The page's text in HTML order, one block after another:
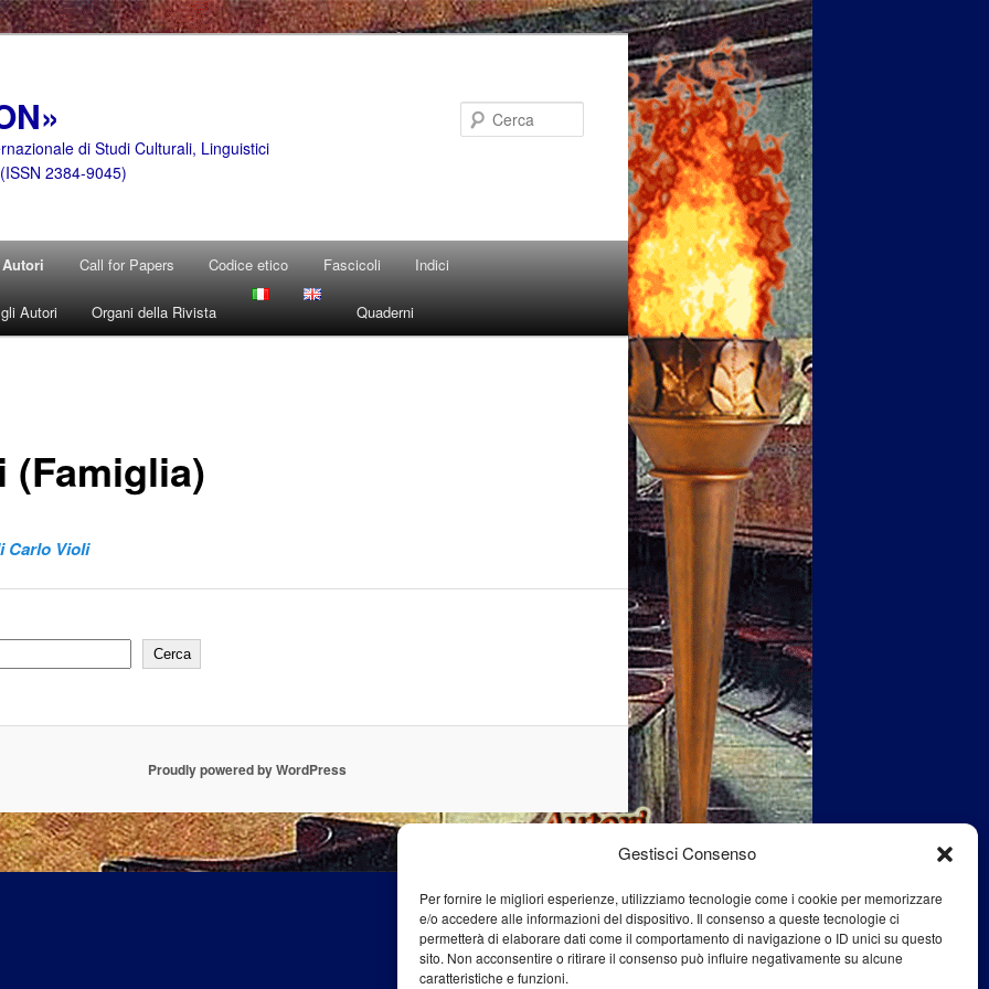
Gestisci Consenso
Per fornire le migliori esperienze, utilizziamo tecnologie come i cookie per memorizzare
e/o accedere alle informazioni del dispositivo. Il consenso a queste tecnologie ci
permetterà di elaborare dati come il comportamento di navigazione o ID unici su questo
sito. Non acconsentire o ritirare il consenso può influire negativamente su alcune
caratteristiche e funzioni.
di Studi Culturali, Linguistici
2384-9045)
Autori Call for Papers Codice etico Fascicoli Indici
Autori Organi della Rivista Quaderni
(Famiglia)
Carlo Violi
Cerca
Proudly powered by WordPress